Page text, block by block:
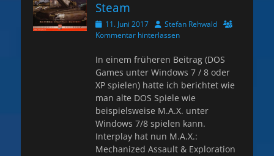
Steam
Veröffentlicht
am
11. Juni 2017 AutorStefan Rehwald
Kommentar hinterlassen
In einem früheren Beitrag (DOS
Games unter Windows 7 / 8 oder
XP spielen) hatte ich berichtet wie
man alte DOS Spiele wie
beispielsweise M.A.X. unter
Windows 7/8 spielen kann.
Interplay hat nun M.A.X.:
Mechanized Assault & Exploration